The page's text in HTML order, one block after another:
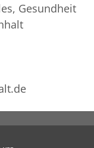
Gesundheit